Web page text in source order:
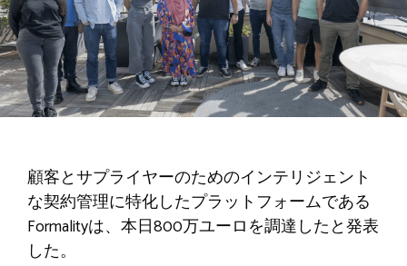
顧客とサプライヤーのためのインテリジェント
な契約管理に特化したプラットフォームである
Formalityは、本日800万ユーロを調達したと発表
した。